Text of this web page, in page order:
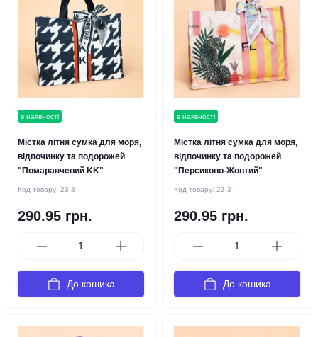
в наявності
Містка літня сумка для моря,
відпочинку та подорожей
"Помаранчевий KK"
Код товару: 23-3
290.95 грн.
До кошика
в наявності
Містка літня сумка для моря,
відпочинку та подорожей
"Персиково-Жовтий"
Код товару: 23-3
290.95 грн.
До кошика